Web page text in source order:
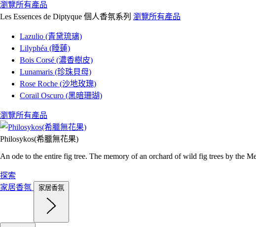
瀏覽所有產品
Les Essences de Diptyque 個人香氛系列 瀏覽所有產品
Lazulio (青黛琉璃)
Lilyphéa (睡蓮)
Bois Corsé (濃香樹皮)
Lunamaris (珍珠貝母)
Rose Roche (沙地玫瑰)
Corail Oscuro (黑暗珊瑚)
瀏覽所有產品
Philosykos(希臘無花果)
An ode to the entire fig tree. The memory of an orchard of wild fig trees by the
探索
家居香氛
家居香氛